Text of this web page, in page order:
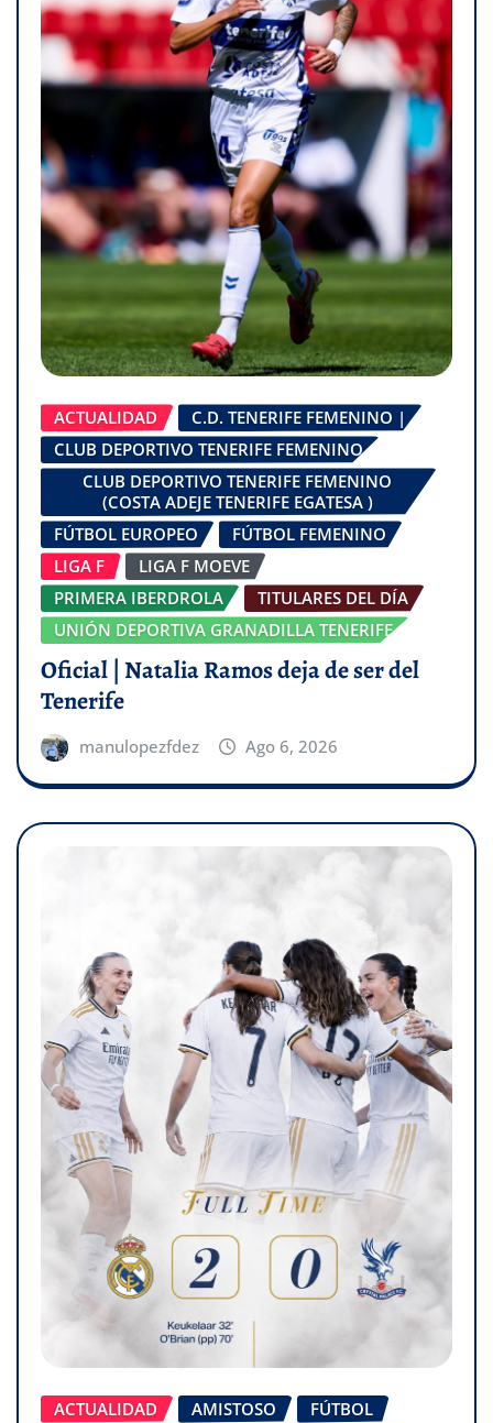
ACTUALIDAD
C.D. TENERIFE FEMENINO |
CLUB DEPORTIVO TENERIFE FEMENINO
CLUB DEPORTIVO TENERIFE FEMENINO
(COSTA ADEJE TENERIFE EGATESA )
FÚTBOL EUROPEO
FÚTBOL FEMENINO
LIGA F
LIGA F MOEVE
PRIMERA IBERDROLA
TITULARES DEL DÍA
UNIÓN DEPORTIVA GRANADILLA TENERIFE
Oficial | Natalia Ramos deja de ser del
Tenerife
manulopezfdez Ago 6, 2026
ACTUALIDAD AMISTOSO
FÚTBOL